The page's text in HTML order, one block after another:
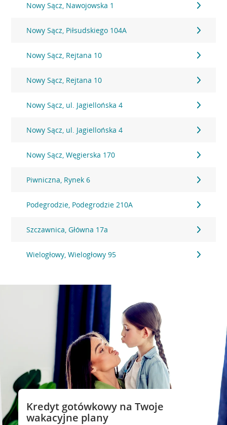
Nowy Sącz, Nawojowska 1
Nowy Sącz, Piłsudskiego 104A
Nowy Sącz, Rejtana 10
Nowy Sącz, Rejtana 10
Nowy Sącz, ul. Jagiellońska 4
Nowy Sącz, ul. Jagiellońska 4
Nowy Sącz, Węgierska 170
Piwniczna, Rynek 6
Podegrodzie, Podegrodzie 210A
Szczawnica, Główna 17a
Wielogłowy, Wielogłowy 95
Kredyt gotówkowy na Twoje
wakacyjne plany